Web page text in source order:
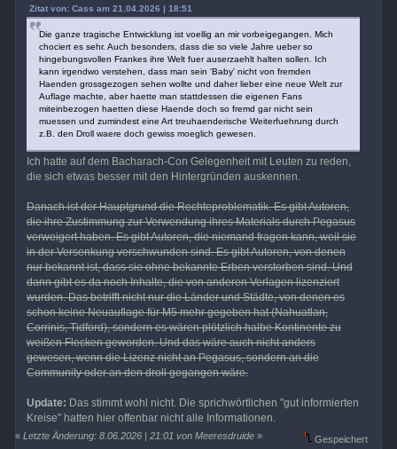
Zitat von: Cass am 21.04.2026 | 18:51
Die ganze tragische Entwicklung ist voellig an mir vorbeigegangen. Mich
chociert es sehr. Auch besonders, dass die so viele Jahre ueber so
hingebungsvollen Frankes ihre Welt fuer auserzaehlt halten sollen. Ich
kann irgendwo verstehen, dass man sein 'Baby' nicht von fremden
Haenden grossgezogen sehen wollte und daher lieber eine neue Welt zur
Auflage machte, aber haette man stattdessen die eigenen Fans
miteinbezogen haetten diese Haende doch so fremd gar nicht sein
muessen und zumindest eine Art treuhaenderische Weiterfuehrung durch
z.B. den Droll waere doch gewiss moeglich gewesen.
Ich hatte auf dem Bacharach-Con Gelegenheit mit Leuten zu reden,
die sich etwas besser mit den Hintergründen auskennen.
Danach ist der Hauptgrund die Rechteproblematik. Es gibt Autoren,
die ihre Zustimmung zur Verwendung ihres Materials durch Pegasus
verweigert haben. Es gibt Autoren, die niemand fragen kann, weil sie
in der Versenkung verschwunden sind. Es gibt Autoren, von denen
nur bekannt ist, dass sie ohne bekannte Erben verstorben sind. Und
dann gibt es da noch Inhalte, die von anderen Verlagen lizenziert
wurden. Das betrifft nicht nur die Länder und Städte, von denen es
schon keine Neuauflage für M5 mehr gegeben hat (Nahuatlan,
Corrinis, Tidford), sondern es wären plötzlich halbe Kontinente zu
weißen Flecken geworden. Und das wäre auch nicht anders
gewesen, wenn die Lizenz nicht an Pegasus, sondern an die
Community oder an den droll gegangen wäre.
Update: Das stimmt wohl nicht. Die sprichwörtlichen "gut informierten
Kreise" hatten hier offenbar nicht alle Informationen.
«Letzte Änderung: 8.06.2026 | 21:01 von Meeresdruide » Gespeichert